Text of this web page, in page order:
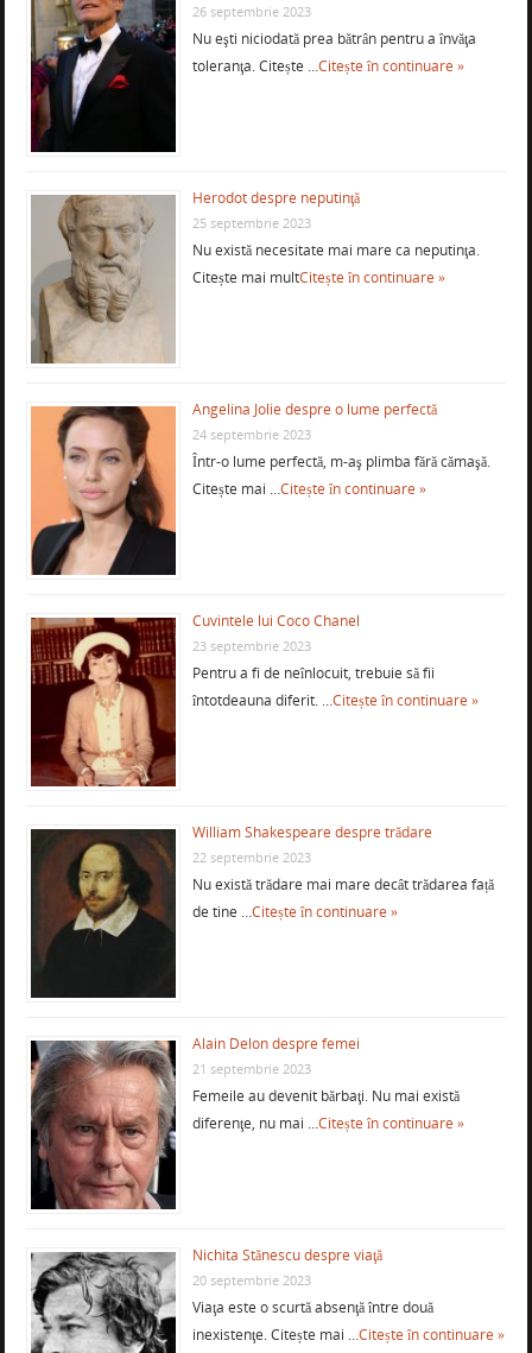
26 septembrie 2023
Nu eşti niciodată prea bătrân pentru a învăţa
toleranţa. Citește …Citește în continuare »
Herodot despre neputinţă
25 septembrie 2023
Nu există necesitate mai mare ca neputinţa.
Citește mai multCitește în continuare »
Angelina Jolie despre o lume perfectă
24 septembrie 2023
Într-o lume perfectă, m-aş plimba fără cămaşă.
Citește mai …Citește în continuare »
Cuvintele lui Coco Chanel
23 septembrie 2023
Pentru a fi de neînlocuit, trebuie să fii
întotdeauna diferit. …Citește în continuare »
William Shakespeare despre trădare
22 septembrie 2023
Nu există trădare mai mare decât trădarea față
de tine …Citește în continuare »
Alain Delon despre femei
21 septembrie 2023
Femeile au devenit bărbaţi. Nu mai există
diferenţe, nu mai …Citește în continuare »
Nichita Stănescu despre viaţă
20 septembrie 2023
Viaţa este o scurtă absenţă între două
inexistenţe. Citește mai …Citește în continuare »